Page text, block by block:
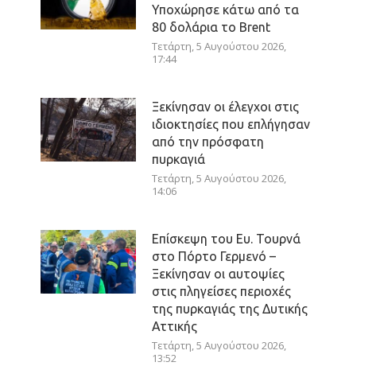
Υποχώρησε κάτω από τα
80 δολάρια το Brent
Τετάρτη, 5 Αυγούστου 2026,
17:44
Ξεκίνησαν οι έλεγχοι στις
ιδιοκτησίες που επλήγησαν
από την πρόσφατη
πυρκαγιά
Τετάρτη, 5 Αυγούστου 2026,
14:06
Επίσκεψη του Ευ. Τουρνά
στο Πόρτο Γερμενό –
Ξεκίνησαν οι αυτοψίες
στις πληγείσες περιοχές
της πυρκαγιάς της Δυτικής
Αττικής
Τετάρτη, 5 Αυγούστου 2026,
13:52